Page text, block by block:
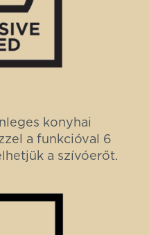
konyhai
a funkcióval 6
a szívóerőt.